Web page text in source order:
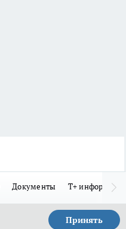
Документы Т+
Принять